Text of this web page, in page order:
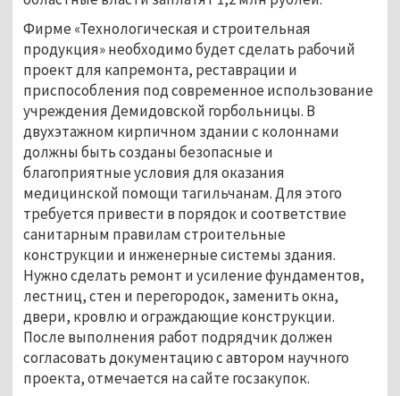
Фирме «Технологическая и строительная
продукция» необходимо будет сделать рабочий
проект для капремонта, реставрации и
приспособления под современное использование
учреждения Демидовской горбольницы. В
двухэтажном кирпичном здании с колоннами
должны быть созданы безопасные и
благоприятные условия для оказания
медицинской помощи тагильчанам. Для этого
требуется привести в порядок и соответствие
санитарным правилам строительные
конструкции и инженерные системы здания.
Нужно сделать ремонт и усиление фундаментов,
лестниц, стен и перегородок, заменить окна,
двери, кровлю и ограждающие конструкции.
После выполнения работ подрядчик должен
согласовать документацию с автором научного
проекта, отмечается на сайте госзакупок.